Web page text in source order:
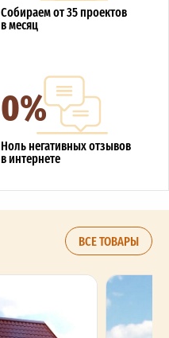
Собираем от 35 проектов
в месяц
0%
Ноль негативных отзывов
в интернете
ВСЕ ТОВАРЫ